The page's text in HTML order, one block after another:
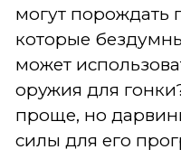
могут порождать
которые
может
оружия для
проще, но
силы для его